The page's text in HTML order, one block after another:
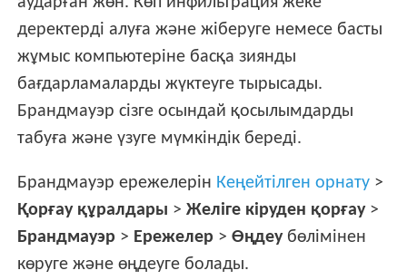
деректерді алуға және жіберуге немесе басты
жұмыс компьютеріне басқа зиянды
бағдарламаларды жүктеуге тырысады.
Брандмауэр сізге осындай қосылымдарды
табуға және үзуге мүмкіндік береді.
Брандмауэр ережелерін Кеңейтілген орнату >
Қорғау құралдары >Желіге кіруден қорғау>
Брандмауэр > Ережелер >Өңдеубөлімінен
көруге және өңдеуге болады.